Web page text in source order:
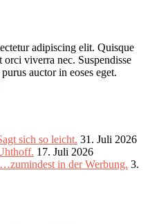
adipiscing elit. Quisque
orci viverra nec. Suspendisse
auctor in eoses eget.
sich so leicht. 31. Juli 2026
17. Juli 2026
in der Werbung. 3.